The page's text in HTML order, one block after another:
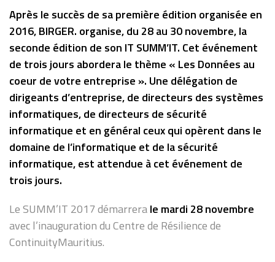
Après le succès de sa première édition organisée en
2016, BIRGER. organise, du 28 au 30 novembre, la
seconde édition de son IT SUMM’IT. Cet événement
de trois jours abordera le thème « Les Données au
coeur de votre entreprise ». Une délégation de
dirigeants d’entreprise, de directeurs des systèmes
informatiques, de directeurs de sécurité
informatique et en général ceux qui opèrent dans le
domaine de l’informatique et de la sécurité
informatique, est attendue à cet événement de
trois jours.
Le SUMM’IT 2017 démarrerale mardi 28 novembre
avec l’inauguration du Centre de Résilience de
ContinuityMauritius.